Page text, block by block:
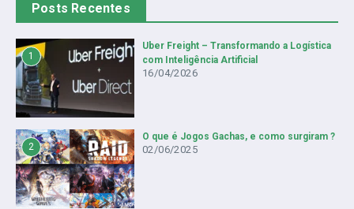
Posts Recentes
1
Uber Freight – Transformando a Logística
com Inteligência Artificial
16/04/2026
2
O que é Jogos Gachas, e como surgiram ?
02/06/2025